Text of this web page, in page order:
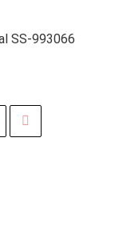
SS-993066